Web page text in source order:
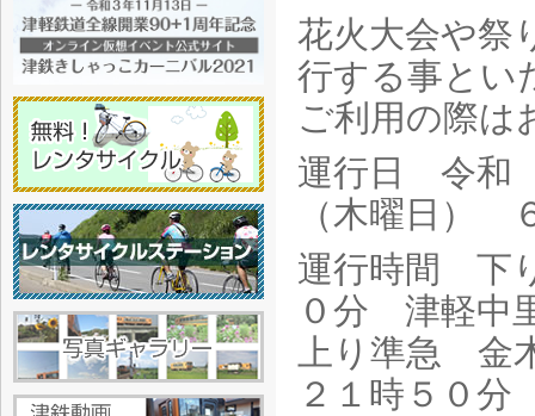
花火大会や祭
行する事とい
ご利用の際は
運行日 令和
（木曜日）
運行時間 下
０分 津軽中
上り準急
２１時５０分